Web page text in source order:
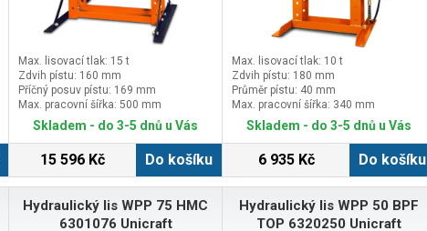
Max. lisovací tlak: 15 t
Zdvih pístu: 160 mm
Příčný posuv pístu: 169 mm
Max. pracovní šířka: 500 mm
Skladem - do 3-5 dnů u Vás
15 596 Kč Do košíku
Max. lisovací tlak: 10 t
Zdvih pístu: 180 mm
Průměr pístu: 40 mm
Max. pracovní šířka: 340 mm
Skladem - do 3-5 dnů u Vás
6 935 Kč Do košíku
Hydraulický lis WPP 75 HMC
6301076 Unicraft
Hydraulický lis WPP 50 BPF
TOP 6320250 Unicraft